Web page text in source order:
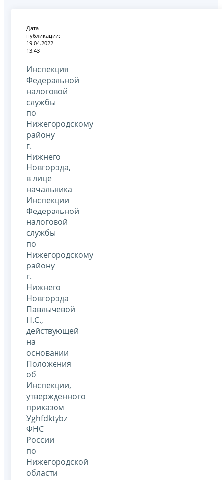
Дата
публикации:
19.04.2022
13:43
Инспекция
Федеральной
налоговой
службы
по
Нижегородскому
району
г.
Нижнего
Новгорода,
в лице
начальника
Инспекции
Федеральной
налоговой
службы
по
Нижегородскому
району
г.
Нижнего
Новгорода
Павлычевой
Н.С.,
действующей
на
основании
Положения
об
Инспекции,
утвержденного
приказом
Уghfdktybz
ФНС
России
по
Нижегородской
области